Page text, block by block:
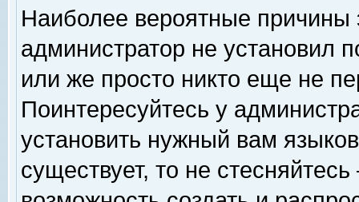
Наиболее вероятные причины
администратор не установил
или же просто никто еще не
Поинтересуйтесь у
установить нужный вам
существует, то не